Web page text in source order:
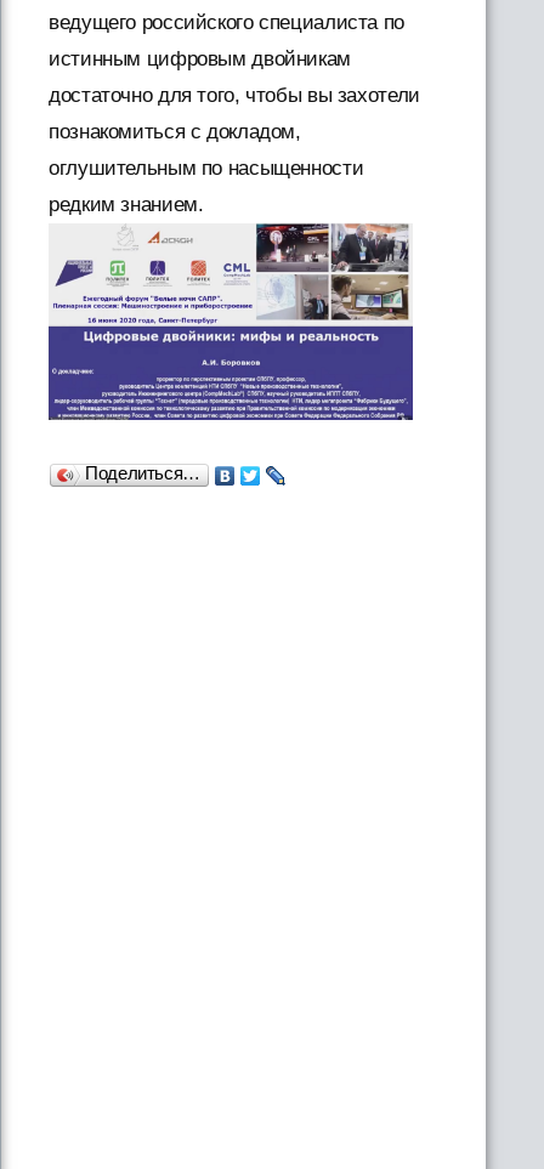
ведущего российского специалиста по
истинным цифровым двойникам
достаточно для того, чтобы вы захотели
познакомиться с докладом,
оглушительным по насыщенности
редким знанием.
Поделиться…